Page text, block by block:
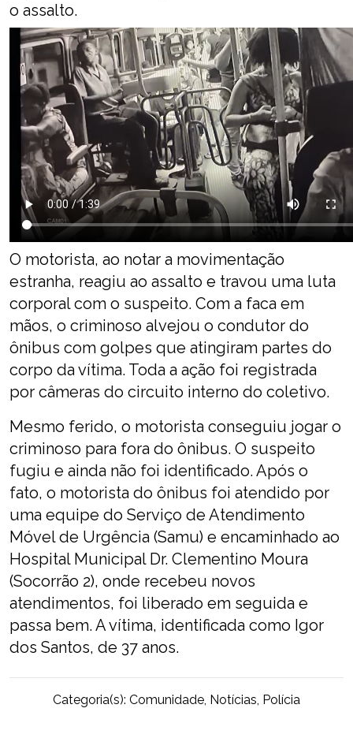
o assalto.
O motorista, ao notar a movimentação
estranha, reagiu ao assalto e travou uma luta
corporal com o suspeito. Com a faca em
mãos, o criminoso alvejou o condutor do
ônibus com golpes que atingiram partes do
corpo da vítima. Toda a ação foi registrada
por câmeras do circuito interno do coletivo.
Mesmo ferido, o motorista conseguiu jogar o
criminoso para fora do ônibus. O suspeito
fugiu e ainda não foi identificado. Após o
fato, o motorista do ônibus foi atendido por
uma equipe do Serviço de Atendimento
Móvel de Urgência (Samu) e encaminhado ao
Hospital Municipal Dr. Clementino Moura
(Socorrão 2), onde recebeu novos
atendimentos, foi liberado em seguida e
passa bem. A vítima, identificada como Igor
dos Santos, de 37 anos.
Categoria(s): Comunidade, Notícias, Polícia